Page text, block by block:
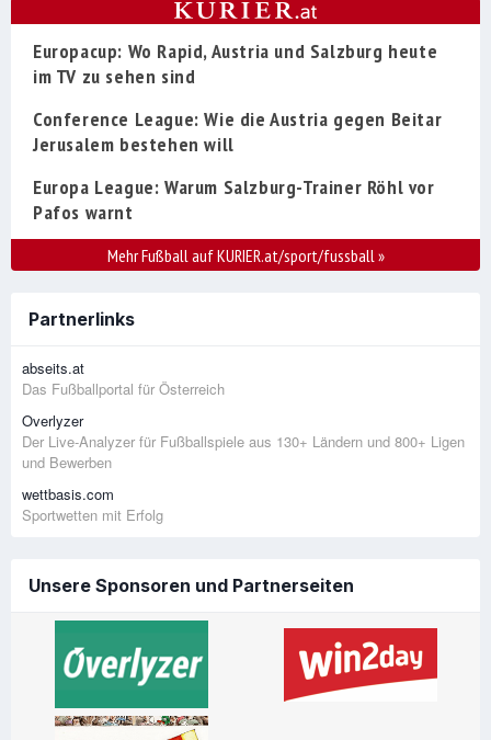
Europacup: Wo Rapid, Austria und Salzburg heute
im TV zu sehen sind
Conference League: Wie die Austria gegen Beitar
Jerusalem bestehen will
Europa League: Warum Salzburg-Trainer Röhl vor
Pafos warnt
Mehr Fußball auf KURIER.at/sport/fussball»
Partnerlinks
abseits.at
Das Fußballportal für Österreich
Overlyzer
Der Live-Analyzer für Fußballspiele aus 130+ Ländern und 800+ Ligen
und Bewerben
wettbasis.com
Sportwetten mit Erfolg
Unsere Sponsoren und Partnerseiten